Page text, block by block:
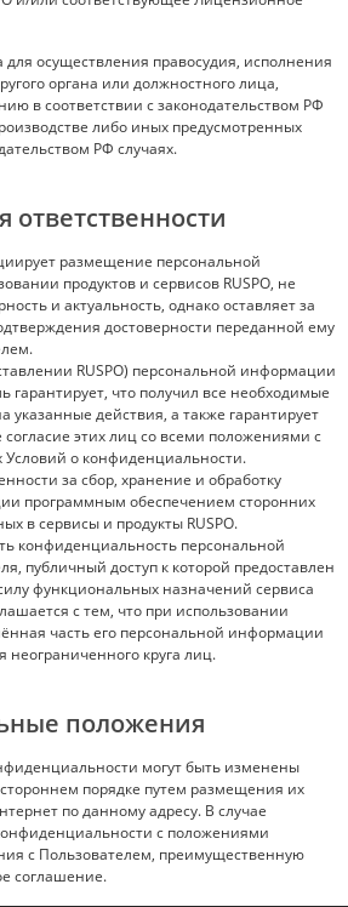
осуществления правосудия, исполнения
органа или должностного лица,
в соответствии с законодательством РФ
либо иных предусмотренных
РФ случаях.
размещение персональной
продуктов и сервисов RUSPO, не
и актуальность, однако оставляет за
достоверности переданной ему
RUSPO) персональной информации
гарантирует, что получил все необходимые
указанные действия, а также гарантирует
согласие этих лиц со всеми положениями с
о конфиденциальности.
за сбор, хранение и обработку
программным обеспечением сторонних
в сервисы и продукты RUSPO.
конфиденциальность персональной
публичный доступ к которой предоставлен
функциональных назначений сервиса
с тем, что при использовании
часть его персональной информации
неограниченного круга лиц.
положения
могут быть изменены
порядке путем размещения их
по данному адресу. В случае
с положениями
с Пользователем, преимущественную
соглашение.